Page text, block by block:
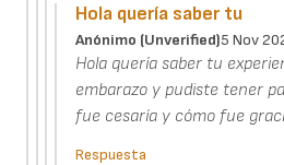
Hola quería saber tu
Anónimo (unverified)5 Nov
Hola quería saber tu
embarazo y pudiste tener
fue cesaría y cómo fue
Respuesta